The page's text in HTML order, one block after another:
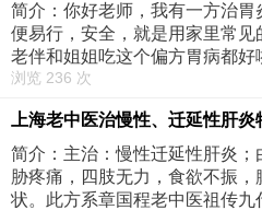
简介：你好老师，我有一方治
便易行，安全，就是用家里常
老伴和姐姐吃这个偏方胃病都好
浏览 236 次
上海老中医治慢性、迁延性肝炎
简介：主治：慢性迁延性肝炎
胁疼痛，四肢无力，食欲不振
状。此方系章国程老中医祖传